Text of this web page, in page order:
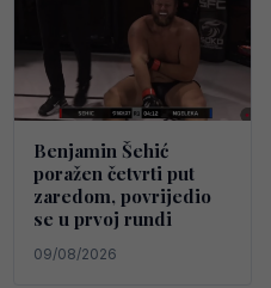
Benjamin Šehić
poražen četvrti put
zaredom, povrijedio
se u prvoj rundi
09/08/2026